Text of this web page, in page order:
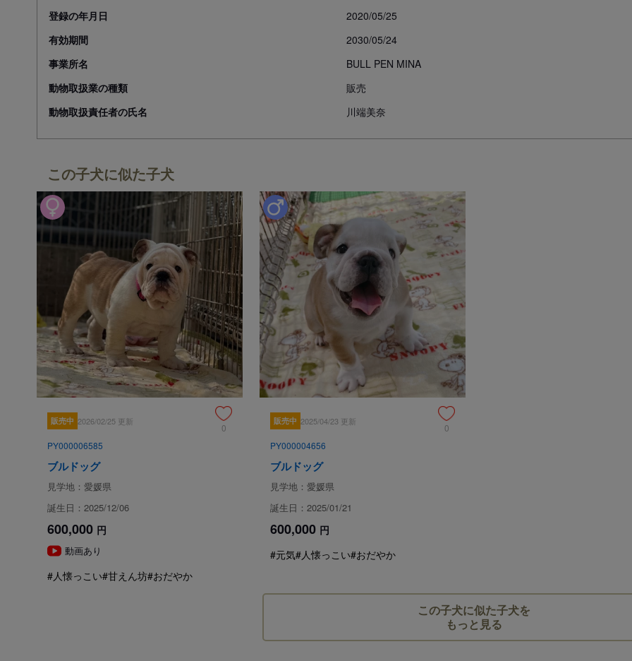
生き物ですので、飼育環境や状
登録の年月日
2020/05/25
有効期間
2030/05/24
事業所名
BULL PEN MINA
動物取扱業の種類
販売
動物取扱責任者の氏名
川端美奈
この子犬に似た子犬
販売中 2026/02/25 更新
0
PY000006585
ブルドッグ
見学地：愛媛県
誕生日：2025/12/06
600,000 円
動画あり
#人懐っこい#甘えん坊#おだやか
販売中 2025/04/23 更新
0
PY000004656
ブルドッグ
見学地：愛媛県
誕生日：2025/01/21
600,000 円
#元気#人懐っこい#おだやか
この子犬に似た子犬を
もっと見る